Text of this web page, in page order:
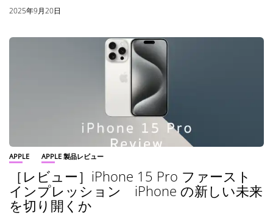
2025年9月20日
APPLE APPLE 製品レビュー
［レビュー］iPhone 15 Pro ファースト
インプレッション iPhone の新しい未来
を切り開くか